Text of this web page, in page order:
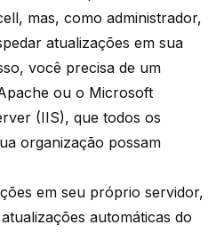
, mas, como administrador,
atualizações em sua
você precisa de um
ou o Microsoft
(IIS), que todos os
organização possam
em seu próprio servidor,
automáticas do